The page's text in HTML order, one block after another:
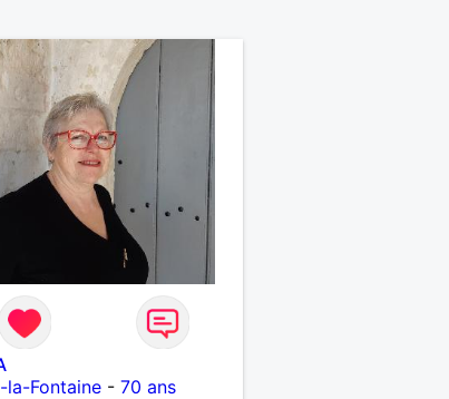
la-Fontaine- 70 ans